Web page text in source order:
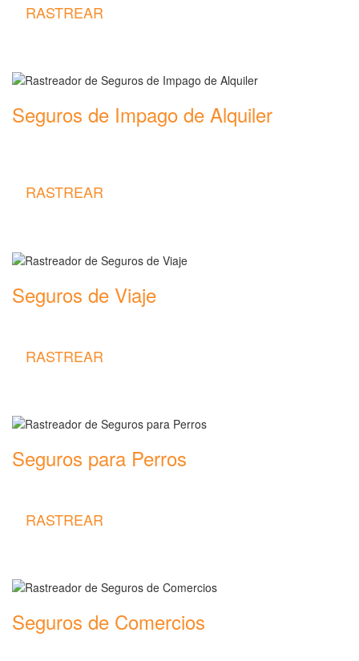
RASTREAR
Seguros de Impago de Alquiler
RASTREAR
Seguros de Viaje
RASTREAR
Seguros para Perros
RASTREAR
Seguros de Comercios